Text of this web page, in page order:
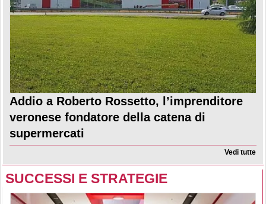
Addio a Roberto Rossetto, l’imprenditore
veronese fondatore della catena di
supermercati
Vedi tutte
SUCCESSI E STRATEGIE